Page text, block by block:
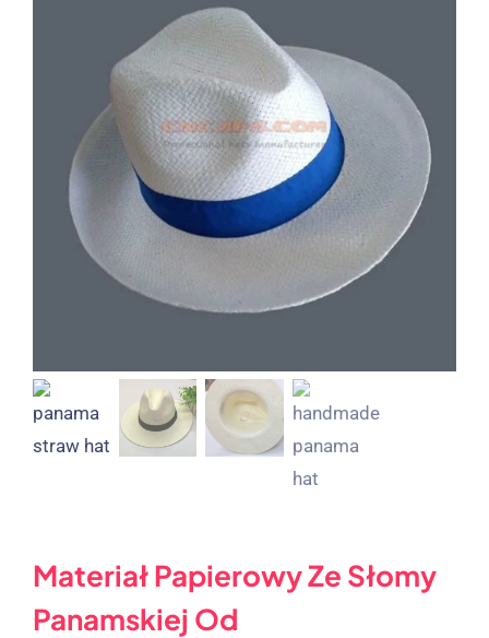
Materiał Papierowy Ze Słomy
Panamskiej Od